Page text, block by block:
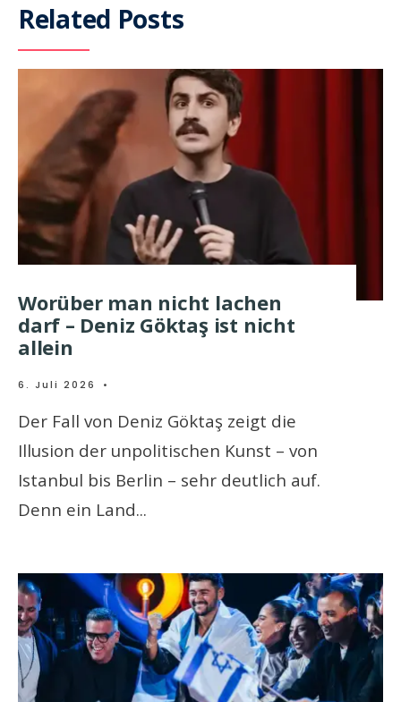
Related Posts
Worüber man nicht lachen
darf – Deniz Göktaş ist nicht
allein
6. Juli 2026 •
Der Fall von Deniz Göktaş zeigt die
Illusion der unpolitischen Kunst – von
Istanbul bis Berlin – sehr deutlich auf.
Denn ein Land...